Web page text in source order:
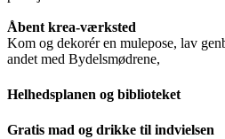
Åbent krea-værksted
Kom og dekorér en mulepose, lav
andet med Bydelsmødrene,
Helhedsplanen og biblioteket
Gratis mad og drikke til indvielsen